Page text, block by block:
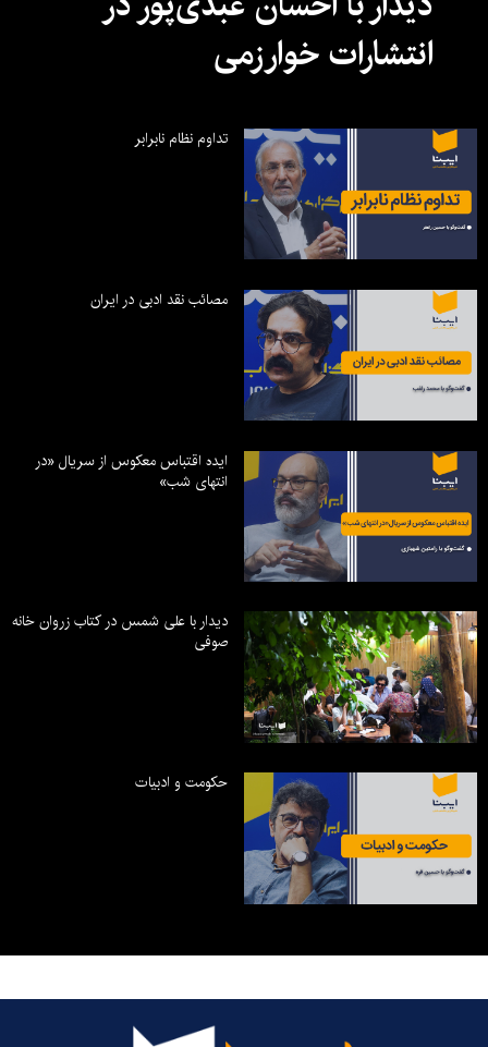
انتشارات خوارزمی
تداوم نظام نابرابر
مصائب نقد ادبی در ایران
ایده اقتباس معکوس از سریال «در
انتهای شب»
دیدار با علی شمس در کتاب زروان خانه
صوفی
حکومت و ادبیات